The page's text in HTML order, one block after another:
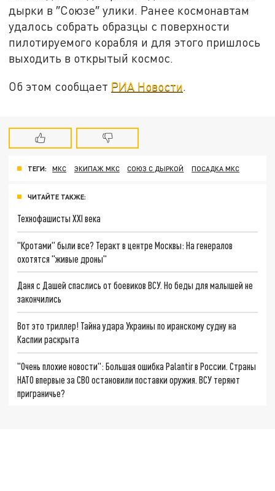
дырки в ″Союзе″ улики. Ранее космонавтам
удалось собрать образцы с поверхности
пилотируемого корабля и для этого пришлось
выходить в открытый космос.
Об этом сообщает РИА Новости
ТЕГИ: МКС ЭКИПАЖ МКС СОЮЗ С ДЫРКОЙ ПОСАДКА МКС
ЧИТАЙТЕ ТАКЖЕ:
Технофашисты XXI века
"Кротами" были все? Теракт в центре Москвы: На генералов
охотятся "живые дроны"
Даня с Дашей спаслись от боевиков ВСУ. Но беды для малышей не
закончились
Вот это триллер! Тайна удара Украины по иранскому судну на
Каспии раскрыта
"Очень плохие новости": Большая ошибка Palantir в России. Страны
НАТО впервые за СВО остановили поставки оружия. ВСУ теряют
приграничье?